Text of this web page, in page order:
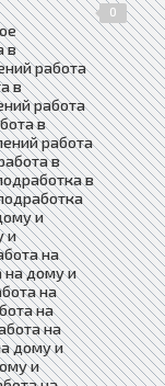
0
в
работа
в
работа
в
работа
в
в
и
и
на
на дому и
на
на
на
дому и
и